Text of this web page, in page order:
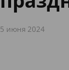
5 июня 2024